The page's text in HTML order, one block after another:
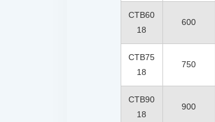
CTB60
18
600
CTB75
18
750
CTB90
18
900